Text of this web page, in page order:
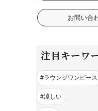
お問い合
注目キーワ
ラウンジワンピース
涼しい